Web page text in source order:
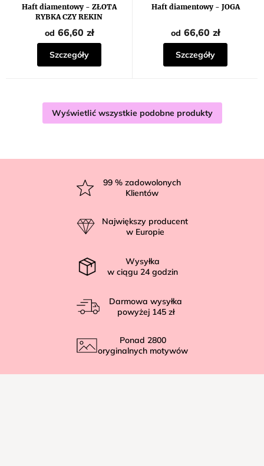
Haft diamentowy - ZŁOTA
RYBKA CZY REKIN
od 66,60 zł
Szczegóły
Haft diamentowy - JOGA
od 66,60 zł
Szczegóły
Wyświetlić wszystkie podobne produkty
99 % zadowolonych
Klientów
Największy producent
w Europie
Wysyłka
w ciągu 24 godzin
Darmowa wysyłka
powyżej 145 zł
Ponad 2800
oryginalnych motywów